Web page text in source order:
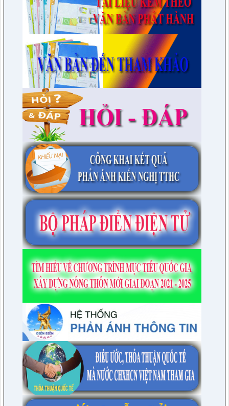
định của pháp luật về công tác thi hành án dân sự trên địa
bàn huyện năm 2021, 2022
lượt xem: 3385 | lượt tải:596
230/CTr-TT HĐND
Chương trình công tác tháng 03/2023 của TT HĐND
lượt xem: 3377 | lượt tải:461
1/NQ-TTHĐND
Nghị quyết V/v: Điều chỉnh cục bộ quy hoạch chi tiết xây dựng
tỷ lệ 1/500 Khu trung tâm thị trấn Tuần Giáo huyện Tuần Giáo
tỉnh Điện Biên ( Khu dân cư số 1 Thị trấn Tuần Giáo; Khu dân
cư số 2 Thị trấn Tuần Giáo; Khu dân cư mới số 3
lượt xem: 2802 | lượt tải:1454
2/CV-BDT
Đề xuất chuyên đề giám sát năm 2024
lượt xem: 3922 | lượt tải:979
4/CV-BKTXH
Đề xuất nội dung giám sát năm 2024 của TT HĐND huyện
lượt xem: 4936 | lượt tải:1315